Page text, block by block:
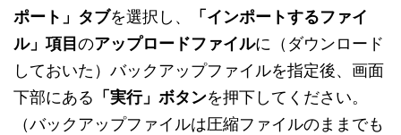
ポート」タブを選択し、
「インポートするファイ
ル」項目 のアップロードファイルに（ダウンロード
しておいた）バックアップファイルを指定後、画面
下部にある 「実行」ボタンを押下してください。
（バックアップファイルは圧縮ファイルのままでも